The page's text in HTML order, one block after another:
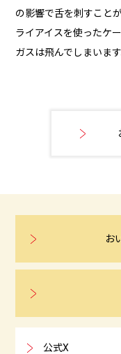
の影響で舌を刺すこと
ライアイスを使ったケ
ガスは飛んでしまいま
お
公式X